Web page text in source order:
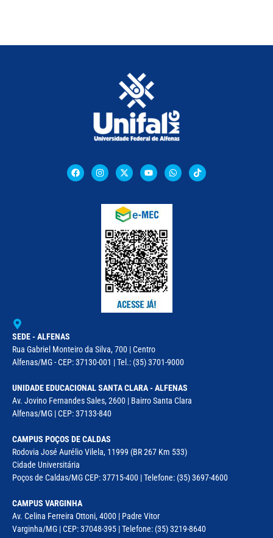
SEDE - ALFENAS
Rua Gabriel Monteiro da Silva, 700 | Centro
Alfenas/MG - CEP: 37130-001 | Tel.: (35) 3701-9000
UNIDADE EDUCACIONAL SANTA CLARA - ALFENAS
Av. Jovino Fernandes Sales, 2600 | Bairro Santa Clara
Alfenas/MG | CEP: 37133-840
CAMPUS POÇOS DE CALDAS
Rodovia José Aurélio Vilela, 11999 (BR 267 Km 533)
Cidade Universitária
Poços de Caldas/MG CEP: 37715-400 | Telefone: (35) 3697-4600
CAMPUS VARGINHA
Av. Celina Ferreira Ottoni, 4000 | Padre Vitor
Varginha/MG | CEP: 37048-395 | Telefone: (35) 3219-8640